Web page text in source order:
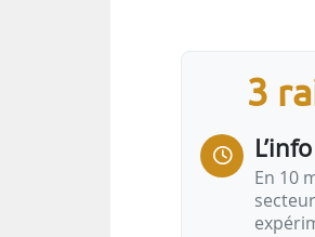
Frédéric de
3
En 10